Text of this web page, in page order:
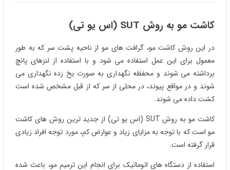
کاشت مو به روش SUT (اس یو تی)
در این روش کاشت مو، گرافت های مو از ناحیه پشت سر که به طور
معمول برای این عمل استفاده می شود و با استفاده از لنزهای پانچ
برداشته می شوند و محفظه نگهداری به صورت یخ زده نگهداری می
شوند و در مواقع پیوند، در محلی از سر که از قبل مشخص شده است
کشت داده می شوند.
کاشت مو به روش SUT (اس یو تی) از جدید ترین روش های کاشت
مو است که با توجه به مزایای زیاد و عوارض کم، مورد توجه افراد زیادی
قرار گرفته است.
استفاده از دستگاه های اتوماتیک برای انجام این ترمیم مو، باعث شده